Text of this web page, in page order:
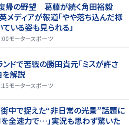
帰の野望 葛藤が続く角田裕毅
メディアが報道「やや落ち込んだ様
いる姿も見られる」
モータースポーツ
ンドで苦戦の勝田貴元「ミスが許さ
を解説
モータースポーツ
街中で捉えた“非日常の光景”話題に
を全速力で…」実況も思わず驚いた